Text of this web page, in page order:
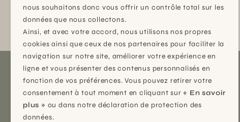
nous souhaitons donc vous offrir un contrôle total sur les
données que nous collectons.
Ainsi, et avec votre accord, nous utilisons nos propres
cookies ainsi que ceux de nos partenaires pour faciliter la
navigation sur notre site, améliorer votre expérience en
ligne et vous présenter des contenus personnalisés en
fonction de vos préférences. Vous pouvez retirer votre
consentement à tout moment en cliquant sur « En savoir
plus » ou dans notre déclaration de protection des
données.